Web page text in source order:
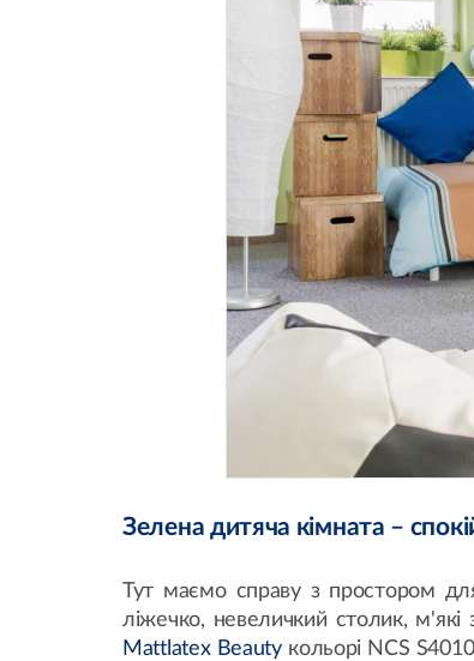
Зелена дитяча кімната –
Тут маємо справу з простором
ліжечко, невеличкий столик, м'які
Mattlatex Beautyкольорі NCS